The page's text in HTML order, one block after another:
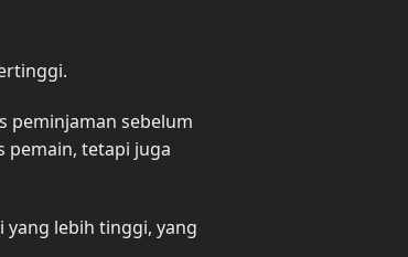
peminjaman sebelum
pemain, tetapi juga
lebih tinggi, yang